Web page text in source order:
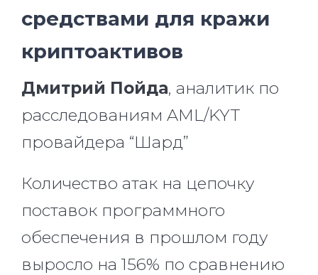
средствами для кражи
криптоактивов
Дмитрий Пойда, аналитик по
расследованиям AML/KYT
провайдера “Шард”
Количество атак на цепочку
поставок программного
обеспечения в прошлом году
выросло на 156% по сравнению